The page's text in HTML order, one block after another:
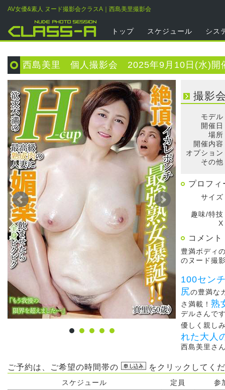
AV女優&素人 ヌード撮影会クラスA｜西島美里撮影会
トップ スケジュール シス
西島美里 個人撮影会 2025年9月10日(水)開
撮影
モデル
開催
場所
開催内容
オプション
その他
プロフィ
サイズ
趣味/特技
X
コメント
豊満ボディ
のヌード撮
100セン
尻の豊満な
さ満載！ 熟
デルさんで
優しく親し
れた大人
西島美里さ
ご予約は、ご希望の時間帯の をクリックしてく
スケジュール 定員
参